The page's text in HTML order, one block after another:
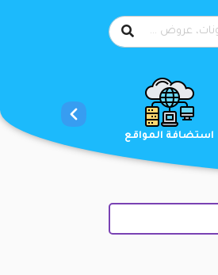
استضافة المواقع الاثاث والمفروشات